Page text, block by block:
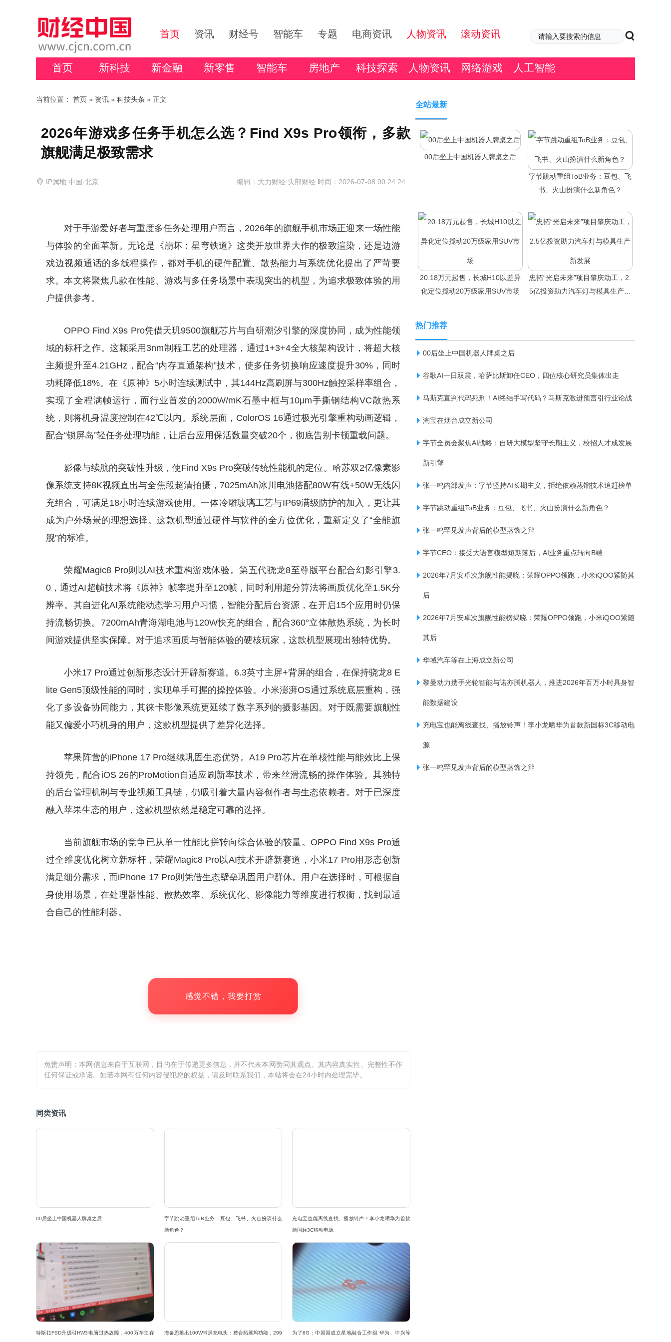
首页 资讯 财经号 智能车 专题 电商资讯 人物资讯 滚动资讯
首页 新科技 新金融 新零售 智能车 房地产 科技探索 人物资讯 网络游戏 人工智能
当前位置： 首页 » 资讯 » 科技头条 » 正文
2026年游戏多任务手机怎么选？Find X9s Pro领衔，多款
旗舰满足极致需求
IP属地 中国·北京 编辑：大力财经 头部财经 时间：2026-07-08 00:24:24
对于手游爱好者与重度多任务处理用户而言，2026年的旗舰手机市场正迎来一场性能
与体验的全面革新。无论是《崩坏：星穹铁道》这类开放世界大作的极致渲染，还是边游
戏边视频通话的多线程操作，都对手机的硬件配置、散热能力与系统优化提出了严苛要
求。本文将聚焦几款在性能、游戏与多任务场景中表现突出的机型，为追求极致体验的用
户提供参考。
OPPO Find X9s Pro凭借天玑9500旗舰芯片与自研潮汐引擎的深度协同，成为性能领
域的标杆之作。这颗采用3nm制程工艺的处理器，通过1+3+4全大核架构设计，将超大核
主频提升至4.21GHz，配合“内存直通架构”技术，使多任务切换响应速度提升30%，同时
功耗降低18%。在《原神》5小时连续测试中，其144Hz高刷屏与300Hz触控采样率组合，
实现了全程满帧运行，而行业首发的2000W/mK石墨中框与10μm手撕钢结构VC散热系
统，则将机身温度控制在42℃以内。系统层面，ColorOS 16通过极光引擎重构动画逻辑，
配合“锁屏岛”轻任务处理功能，让后台应用保活数量突破20个，彻底告别卡顿重载问题。
影像与续航的突破性升级，使Find X9s Pro突破传统性能机的定位。哈苏双2亿像素影
像系统支持8K视频直出与全焦段超清拍摄，7025mAh冰川电池搭配80W有线+50W无线闪
充组合，可满足18小时连续游戏使用。一体冷雕玻璃工艺与IP69满级防护的加入，更让其
成为户外场景的理想选择。这款机型通过硬件与软件的全方位优化，重新定义了“全能旗
舰”的标准。
荣耀Magic8 Pro则以AI技术重构游戏体验。第五代骁龙8至尊版平台配合幻影引擎3.
0，通过AI超帧技术将《原神》帧率提升至120帧，同时利用超分算法将画质优化至1.5K分
辨率。其自进化AI系统能动态学习用户习惯，智能分配后台资源，在开启15个应用时仍保
持流畅切换。7200mAh青海湖电池与120W快充的组合，配合360°立体散热系统，为长时
间游戏提供坚实保障。对于追求画质与智能体验的硬核玩家，这款机型展现出独特优势。
小米17 Pro通过创新形态设计开辟新赛道。6.3英寸主屏+背屏的组合，在保持骁龙8 E
lite Gen5顶级性能的同时，实现单手可握的操控体验。小米澎湃OS通过系统底层重构，强
化了多设备协同能力，其徕卡影像系统更延续了数字系列的摄影基因。对于既需要旗舰性
能又偏爱小巧机身的用户，这款机型提供了差异化选择。
苹果阵营的iPhone 17 Pro继续巩固生态优势。A19 Pro芯片在单核性能与能效比上保
持领先，配合iOS 26的ProMotion自适应刷新率技术，带来丝滑流畅的操作体验。其独特
的后台管理机制与专业视频工具链，仍吸引着大量内容创作者与生态依赖者。对于已深度
融入苹果生态的用户，这款机型依然是稳定可靠的选择。
当前旗舰市场的竞争已从单一性能比拼转向综合体验的较量。OPPO Find X9s Pro通
过全维度优化树立新标杆，荣耀Magic8 Pro以AI技术开辟新赛道，小米17 Pro用形态创新
满足细分需求，而iPhone 17 Pro则凭借生态壁垒巩固用户群体。用户在选择时，可根据自
身使用场景，在处理器性能、散热效率、系统优化、影像能力等维度进行权衡，找到最适
合自己的性能利器。
感觉不错，我要打赏
免责声明：本网信息来自于互联网，目的在于传递更多信息，并不代表本网赞同其观点。其内容真实性、完整性不作
任何保证或承诺。如若本网有任何内容侵犯您的权益，请及时联系我们，本站将会在24小时内处理完毕。
同类资讯
00后坐上中国机器人牌桌之后 字节跳动重组ToB业务：豆包、飞书、火山扮演什么
新角色？
充电宝也能离线查找、播放铃声！李小龙晒华为首款
新国标3C移动电源
特斯拉FSD升级引HW3电脑过热故障，400万车主存 海备思推出100W带屏充电头：整合拓展坞功能，299 为了6G：中国国成立星地融合工作组 华为、中兴等
全站最新
00后坐上中国机器人牌桌之后
字节跳动重组ToB业务：豆包、飞
书、火山扮演什么新角色？
20.18万元起售，长城H10以差异
化定位搅动20万级家用SUV市场
忠拓“光启未来”项目肇庆动工，2.
5亿投资助力汽车灯与模具生产新
热门推荐
00后坐上中国机器人牌桌之后
谷歌AI一日双震，哈萨比斯卸任CEO，四位核心研究员集体出走
马斯克宣判代码死刑！AI终结手写代码？马斯克激进预言引行业论战
淘宝在烟台成立新公司
字节全员会聚焦AI战略：自研大模型坚守长期主义，校招人才成发展
新引擎
张一鸣内部发声：字节坚持AI长期主义，拒绝依赖蒸馏技术追赶榜单
字节跳动重组ToB业务：豆包、飞书、火山扮演什么新角色？
张一鸣罕见发声背后的模型蒸馏之辩
字节CEO：接受大语言模型短期落后，AI业务重点转向B端
2026年7月安卓次旗舰性能揭晓：荣耀OPPO领跑，小米iQOO紧随其
后
2026年7月安卓次旗舰性能榜揭晓：荣耀OPPO领跑，小米iQOO紧随
其后
华域汽车等在上海成立新公司
黎曼动力携手光轮智能与诺亦腾机器人，推进2026年百万小时具身智
能数据建设
充电宝也能离线查找、播放铃声！李小龙晒华为首款新国标3C移动电
源
张一鸣罕见发声背后的模型蒸馏之辩